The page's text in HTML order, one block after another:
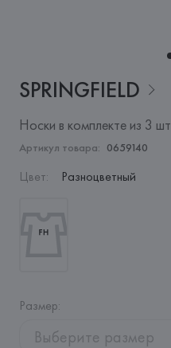
SPRINGFIELD
Носки в комплекте из 3 шт
Артикул товара: 0659140
Цвет: Разноцветный
Размер:
Выберите размер